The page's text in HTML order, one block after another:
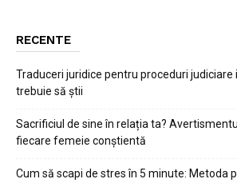
RECENTE
Traduceri juridice pentru proceduri
trebuie să știi
Sacrificiul de sine în relația ta?
fiecare femeie conștientă
Cum să scapi de stres în 5 minute: Metoda